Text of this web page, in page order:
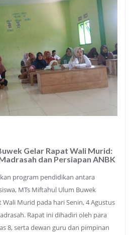
Gelar Rapat Wali Murid:
dan Persiapan ANBK
program pendidikan antara
MTs Miftahul Ulum Buwek
Murid pada hari Senin, 4 Agustus
Rapat ini dihadiri oleh para
8, serta dewan guru dan pimpinan